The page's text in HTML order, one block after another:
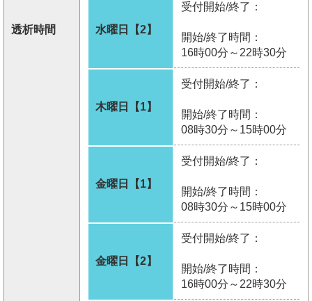
透析時間 水曜日【2】
受付開始/終了：
開始/終了時間：
16時00分～22時30分
木曜日【1】
受付開始/終了：
開始/終了時間：
08時30分～15時00分
金曜日【1】
受付開始/終了：
開始/終了時間：
08時30分～15時00分
金曜日【2】
受付開始/終了：
開始/終了時間：
16時00分～22時30分